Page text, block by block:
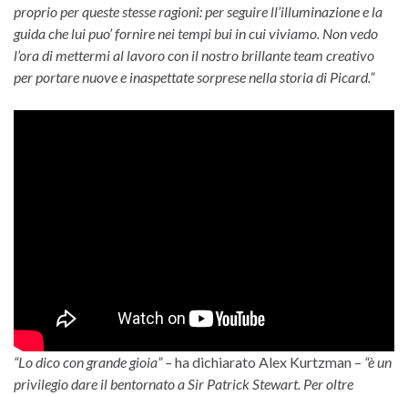
proprio per queste stesse ragioni: per seguire ll’illuminazione e la
guida che lui puo’ fornire nei tempi bui in cui viviamo. Non vedo
l’ora di mettermi al lavoro con il nostro brillante team creativo
per portare nuove e inaspettate sorprese nella storia di Picard.”
“Lo dico con grande gioia” –ha dichiarato Alex Kurtzman – “è un
privilegio dare il bentornato a Sir Patrick Stewart. Per oltre